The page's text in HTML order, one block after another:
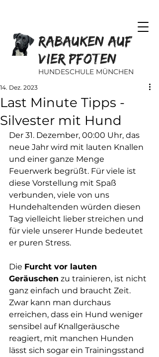
Rabauken auf
vier Pfoten
HUNDESCHULE MÜNCHEN
Last Minute Tipps -
Silvester mit Hund
14. Dez. 2023
Der 31. Dezember, 00:00 Uhr, das
neue Jahr wird mit lauten Knallen
und einer ganze Menge
Feuerwerk begrüßt. Für viele ist
diese Vorstellung mit Spaß
verbunden, viele von uns
Hundehaltenden würden diesen
Tag vielleicht lieber streichen und
für viele unserer Hunde bedeutet
er puren Stress.
Die Furcht vor lauten
Geräuschen zu trainieren, ist nicht
ganz einfach und braucht Zeit.
Zwar kann man durchaus
erreichen, dass ein Hund weniger
sensibel auf Knallgeräusche
reagiert, mit manchen Hunden
lässt sich sogar ein Trainingsstand